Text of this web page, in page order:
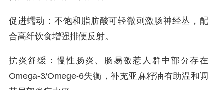
促进蠕动：不饱和脂肪酸可轻微刺激肠神经丛，配
合高纤饮食增强排便反射。
抗炎舒缓：慢性肠炎、肠易激惹人群中部分存在
Omega-3/Omege-6失衡，补充亚麻籽油有助温和调